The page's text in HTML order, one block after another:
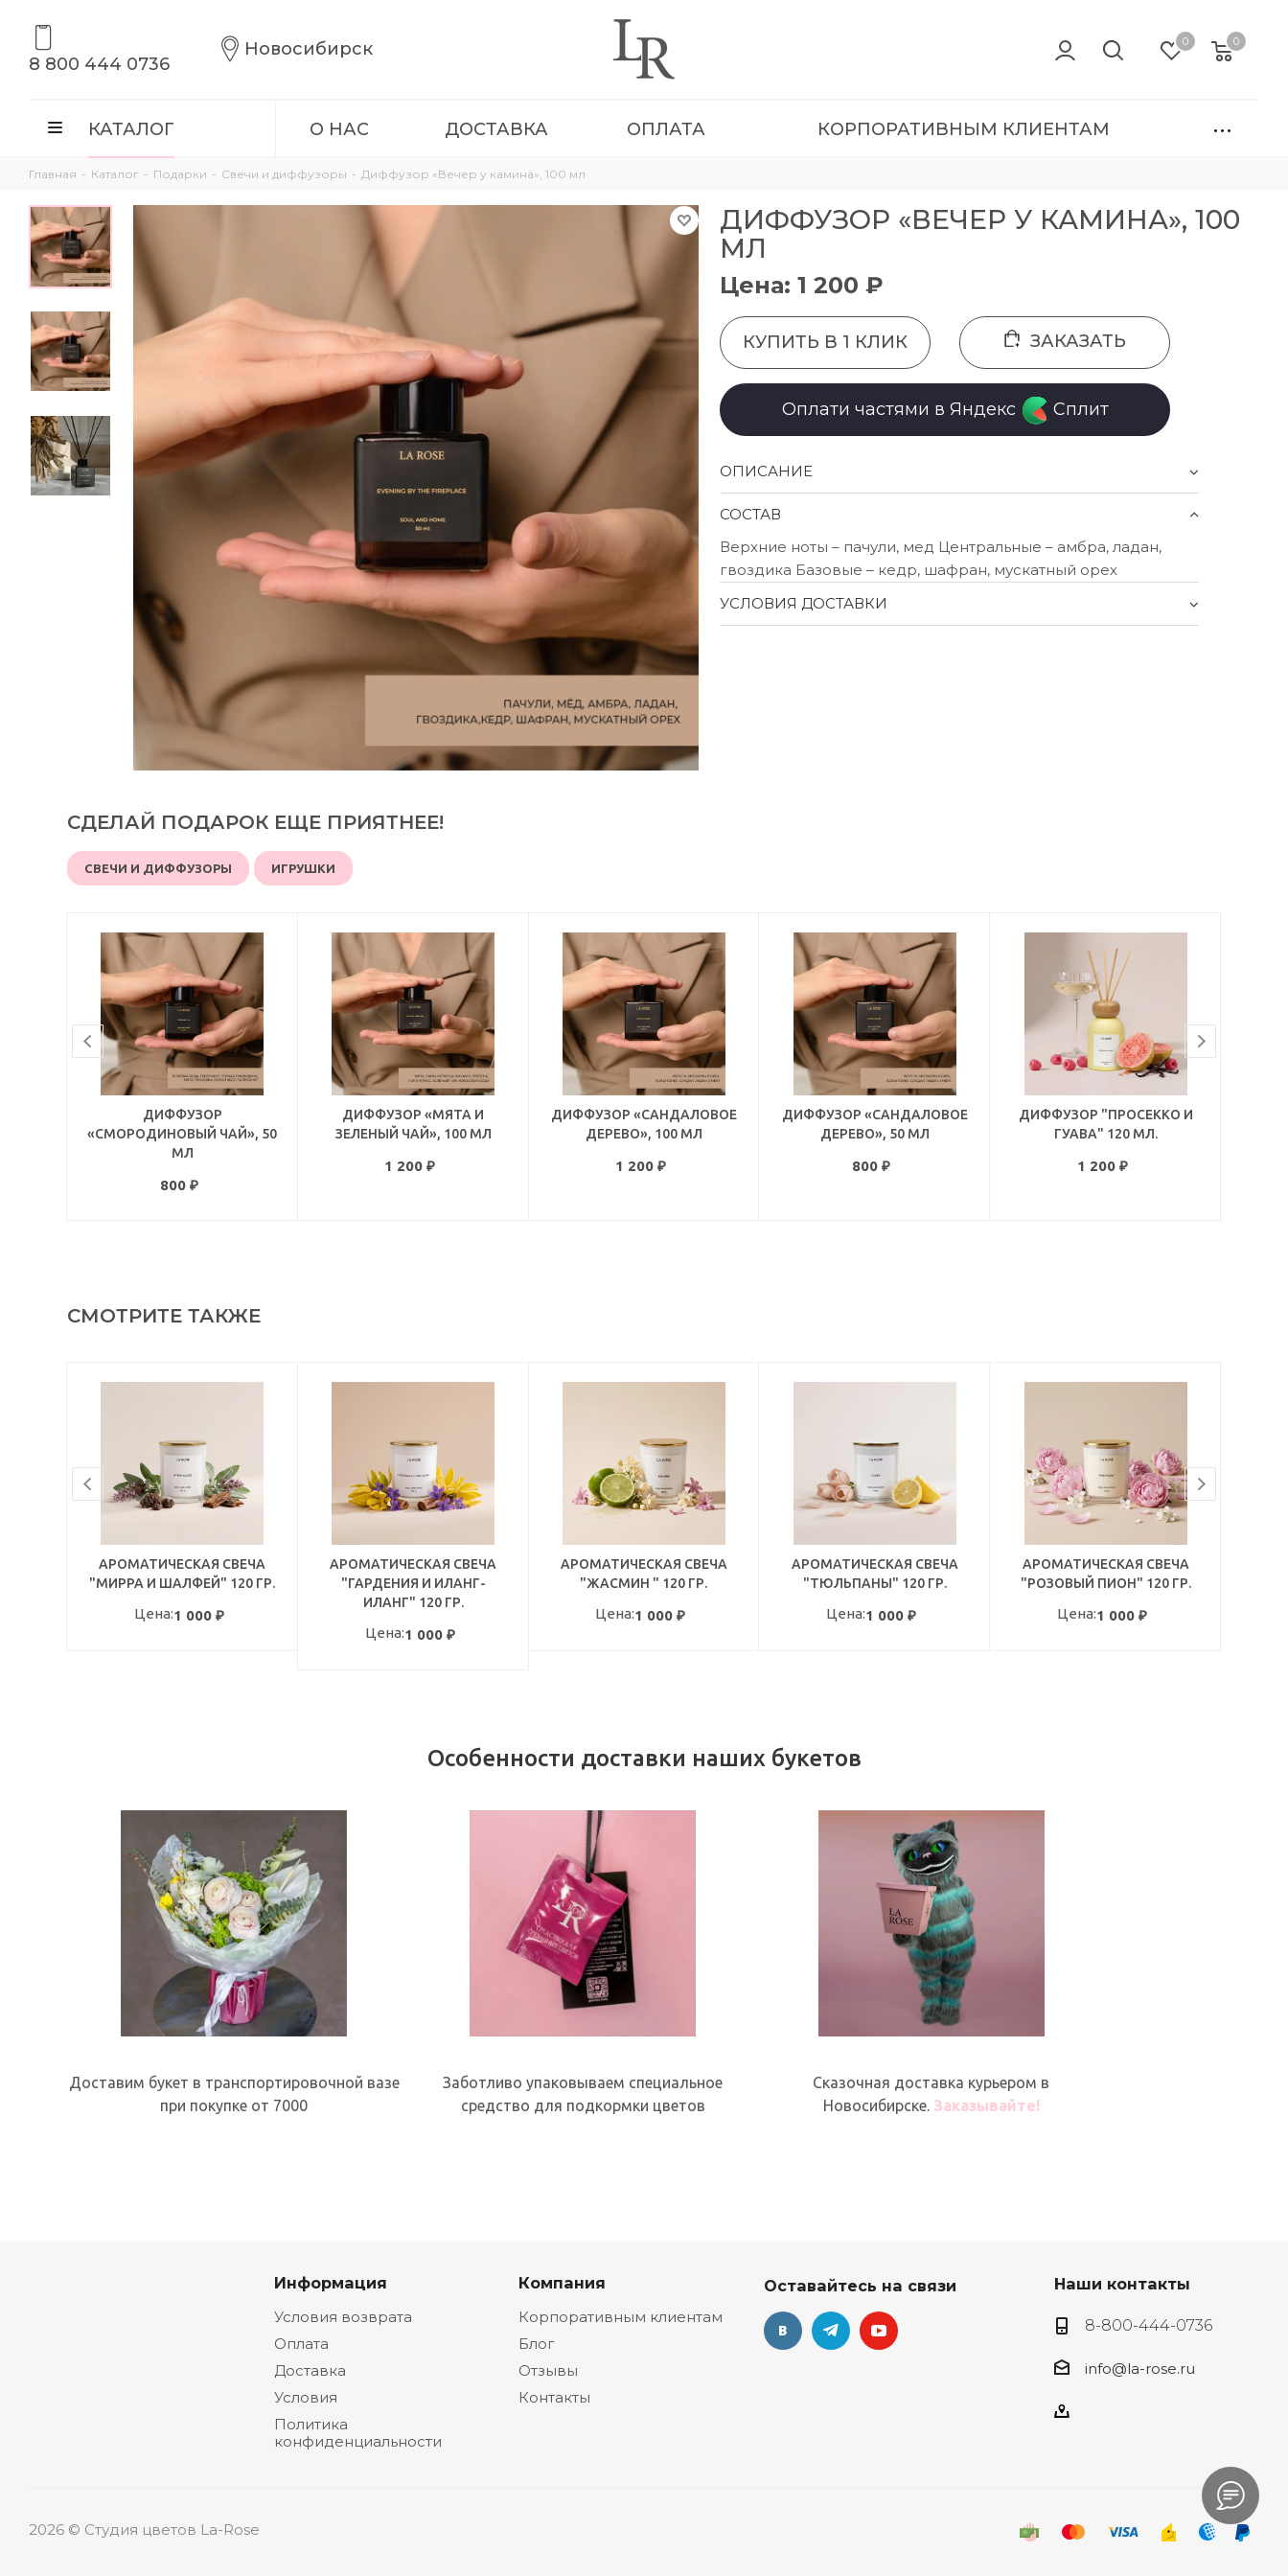
8 800 444 0736
Новосибирск 0 0
КАТАЛОГ О НАС ДОСТАВКА ОПЛАТА КОРПОРАТИВНЫМ КЛИЕНТАМ
Главная - Каталог - Подарки - Свечи и диффузоры - Диффузор «Вечер у камина», 100 мл
ДИФФУЗОР «ВЕЧЕР У КАМИНА», 100
МЛ
Цена: 1 200 ₽
КУПИТЬ В 1 КЛИК ЗАКАЗАТЬ
Оплати частями в Яндекс Сплит
ОПИСАНИЕ
СОСТАВ
Верхние ноты – пачули, мед Центральные – амбра, ладан,
гвоздика Базовые – кедр, шафран, мускатный орех
УСЛОВИЯ ДОСТАВКИ
СДЕЛАЙ ПОДАРОК ЕЩЕ ПРИЯТНЕЕ!
СВЕЧИ И ДИФФУЗОРЫ ИГРУШКИ
ДИФФУЗОР
«СМОРОДИНОВЫЙ ЧАЙ», 50
МЛ
800₽
ДИФФУЗОР «МЯТА И
ЗЕЛЕНЫЙ ЧАЙ», 100 МЛ
1 200 ₽
ДИФФУЗОР «САНДАЛОВОЕ
ДЕРЕВО», 100 МЛ
1 200₽
ДИФФУЗОР «САНДАЛОВОЕ
ДЕРЕВО», 50 МЛ
800 ₽
ДИФФУЗОР "ПРОСЕККО И
ГУАВА" 120 МЛ.
1 200₽
СМОТРИТЕ ТАКЖЕ
АРОМАТИЧЕСКАЯ СВЕЧА
"МИРРА И ШАЛФЕЙ" 120 ГР.
Цена:1 000₽
АРОМАТИЧЕСКАЯ СВЕЧА
"ГАРДЕНИЯ И ИЛАНГ-
ИЛАНГ" 120 ГР.
Цена:1 000₽
АРОМАТИЧЕСКАЯ СВЕЧА
"ЖАСМИН " 120 ГР.
Цена:1 000 ₽
АРОМАТИЧЕСКАЯ СВЕЧА
"ТЮЛЬПАНЫ" 120 ГР.
Цена:1 000 ₽
АРОМАТИЧЕСКАЯ СВЕЧА
"РОЗОВЫЙ ПИОН" 120 ГР.
Цена:1 000 ₽
Особенности доставки наших букетов
Доставим букет в транспортировочной вазе
при покупке от 7000
Заботливо упаковываем специальное
средство для подкормки цветов
Сказочная доставка курьером в
Новосибирске. Заказывайте!
Информация
Условия возврата
Оплата
Доставка
Условия
Политика
конфиденциальности
Компания
Корпоративным клиентам
Блог
Отзывы
Контакты
Оставайтесь на связи Наши контакты
8-800-444-0736
info@la-rose.ru
2026 © Студия цветов La-Rose